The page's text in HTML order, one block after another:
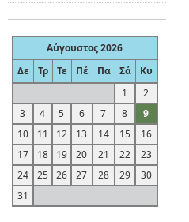
Αύγουστος 2026
Δε
Τρ Τε Πέ Πα Σά
Κυ
1
2
3
4 5 6 7 8
9
10
11 12 13 14 15
16
17
18 19 20 21 22
23
24
25 26 27 28 29
30
31